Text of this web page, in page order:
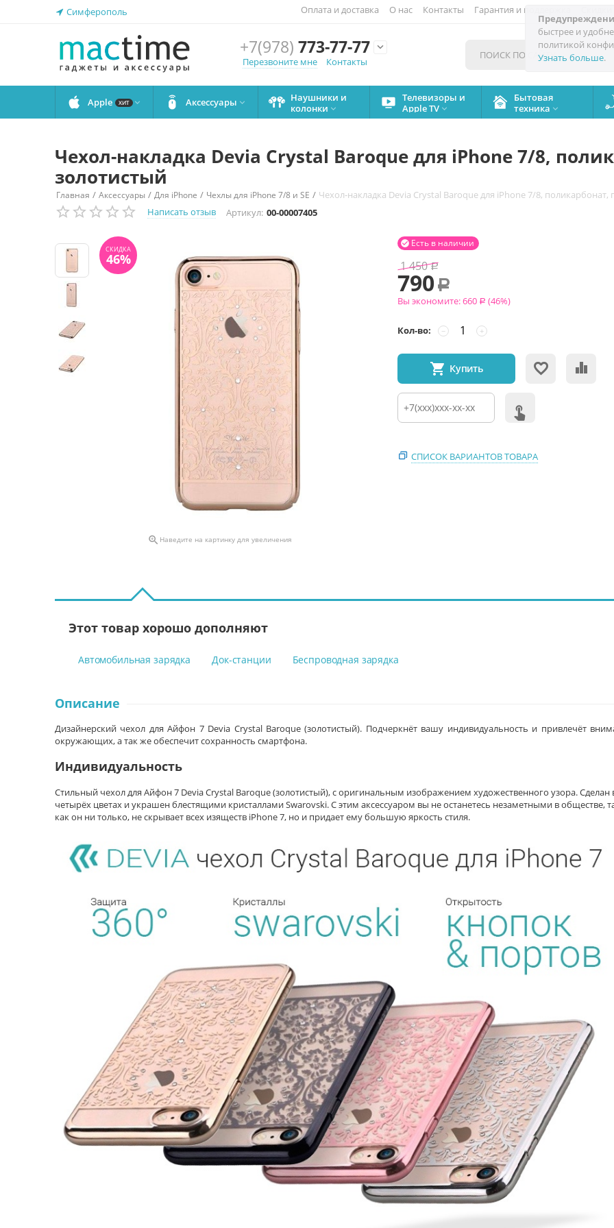
быстрее и
политикой
Узнать больше.
Симферополь Оплата и доставка О нас Контакты Гарантия и поддержка
+7(978) 773-77-77

Перезвоните мне
Контакты
Apple ХИТ  Аксессуары 
Наушники и
колонки 
Телевизоры и
Apple TV 
Бытовая
техника 
Чехол-накладка Devia Crystal Baroque для iPhone 7/8,
золотистый
Главная / Аксессуары / Для iPhone / Чехлы для iPhone 7/8 и SE / Чехол-накладка Devia Crystal Baroque для iPhone 7/8,
Написать отзыв
Артикул: 00-00007405
СКИДКА
46%
 Наведите на картинку для увеличения
Есть в наличии

1 450 Р
790 Р
Вы экономите:660 Р (46%)
Кол-во: +
−
Купить
СПИСОК ВАРИАНТОВ ТОВАРА
Этот товар хорошо дополняют
Автомобильная зарядка Док-станции Беспроводная зарядка
Описание
Дизайнерский чехол для Айфон 7 Devia Crystal Baroque (золотистый). Подчеркнёт вашу индивидуальность и привлечёт
окружающих, а так же обеспечит сохранность смартфона.
Индивидуальность
Стильный чехол для Айфон 7 Devia Crystal Baroque (золотистый), с оригинальным изображением художественного узора. Сделан
четырёх цветах и украшен блестящими кристаллами Swarovski. С этим аксессуаром вы не останетесь незаметными в обществе,
как он ни только, не скрывает всех изяществ iPhone 7, но и придает ему большую яркость стиля.